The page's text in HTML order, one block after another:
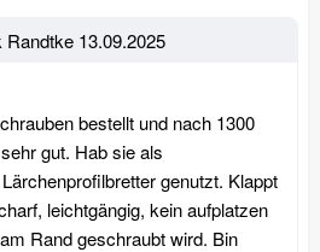
Randtke 13.09.2025
bestellt und nach 1300
gut. Hab sie als
genutzt. Klappt
leichtgängig, kein aufplatzen
Rand geschraubt wird. Bin